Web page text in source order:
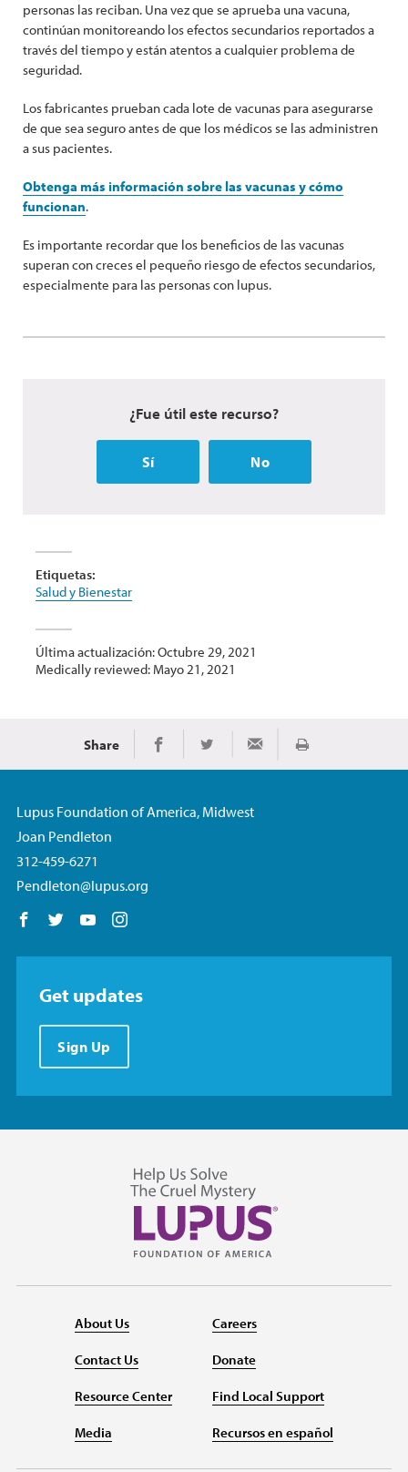
personas las reciban. Una vez que se aprueba una vacuna,
continúan monitoreando los efectos secundarios reportados a
través del tiempo y están atentos a cualquier problema de
seguridad.
Los fabricantes prueban cada lote de vacunas para asegurarse
de que sea seguro antes de que los médicos se las administren
a sus pacientes.
Obtenga más información sobre las vacunas y cómo
funcionan.
Es importante recordar que los beneficios de las vacunas
superan con creces el pequeño riesgo de efectos secundarios,
especialmente para las personas con lupus.
¿Fue útil este recurso?
Sí No
Etiquetas:
Salud y Bienestar
Última actualización: Octubre 29, 2021
Medically reviewed: Mayo 21, 2021
Share Share on Facebook
Share on TwitterShare via EmailImprimir
Lupus Foundation of America, Midwest
Joan Pendleton
312-459-6271
Pendleton@lupus.org
Follow us on Facebook
Follow us on Twitter
Follow us on YouTube
Get updates
Sign Up
About Us
Contact Us
Resource Center
Media
Careers
Donate
Find Local Support
Recursos en español